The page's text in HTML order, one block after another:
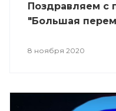
Поздравляем с
"Большая
8 ноября 2020